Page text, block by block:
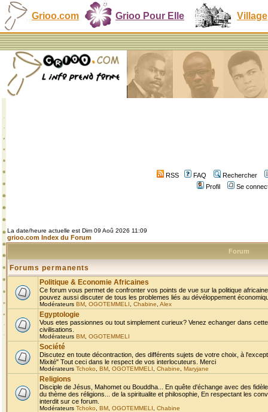
Grioo.com Grioo Pour Elle Village
RSS FAQ
Rechercher
Profil
Se
La date/heure actuelle est Dim 09 Aoû 2026 11:09
grioo.com Index du Forum
Forum
Forums permanents
Politique & Economie Africaines
Ce forum vous permet de confronter vos points de vue sur la politique
pouvez aussi discuter de tous les problemes liés au dévéloppement
Modérateurs BM OGOTEMMELI Chabine Alex
Egyptologie
Vous etes passionnes ou tout simplement curieux? Venez echanger dans
civilisations.
Modérateurs BM OGOTEMMELI
Société
Discutez en toute décontraction, des différents sujets de votre choix, à
Mixité" Tout ceci dans le respect de vos interlocuteurs. Merci
Modérateurs Tchoko BM OGOTEMMELI Chabine Maryjane
Religions
Disciple de Jésus, Mahomet ou Bouddha... En quête d'échange avec des
du thème des réligions... de la spiritualite et philosophie, En respectant les
interdit sur ce forum.
Modérateurs Tchoko BM OGOTEMMELI Chabine